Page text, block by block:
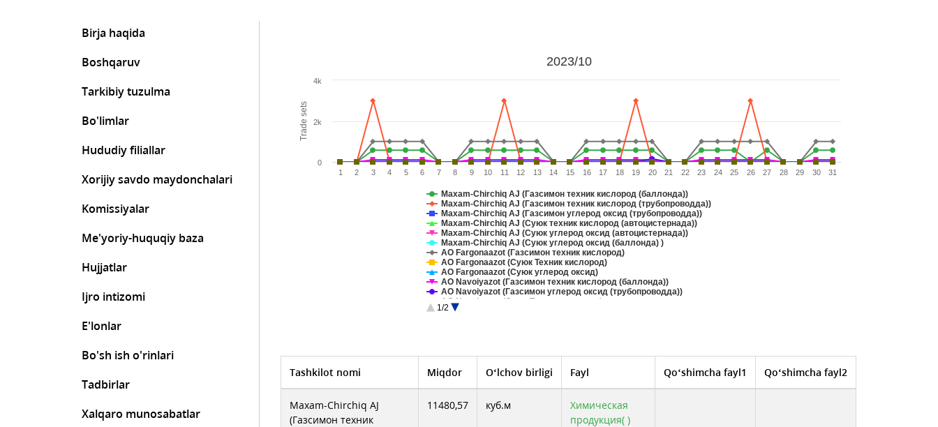
Birja haqida
Boshqaruv
Tarkibiy tuzulma
Bo'limlar
Hududiy filiallar
Xorijiy savdo maydonchalari
Komissiyalar
Me'yoriy-huquqiy baza
Hujjatlar
Ijro intizomi
E'lonlar
Bo'sh ish o'rinlari
Tadbirlar
Xalqaro munosabatlar
Trade sets
2023/10
Maxam-Chirchiq AJ (Газсимон техник кислород (баллонда))
Maxam-Chirchiq AJ (Газсимон техник кислород (трубопроводда))
Maxam-Chirchiq AJ (Газсимон углерод оксид (трубопроводда))
Maxam-Chirchiq AJ (Суюк техник кислород (автоцистернада))
Maxam-Chirchiq AJ (Суюк углерод оксид (автоцистернада))
Maxam-Chirchiq AJ (Суюк углерод оксид (баллонда) )
АО Fargonaazot (Газсимон техник кислород)
АО Fargonaazot (Суюк Техник кислород)
АО Fargonaazot (Суюк углерод оксид)
АО Navoiyazot (Газсимон техник кислород (баллонда))
АО Navoiyazot (Газсимон углерод оксид (трубопроводда))
АО Navoiyazot (Суюк Техник кислород)
АО Navoiyazot (Суюк углерод оксид)
1/2
1 2 3 4 5 6 7 8 9 10 11 12 13 14 15 16 17 18 19 20 21 22 23 24 25 26 27 28 29 30 31
0
2k
4k
Tashkilot nomi Miqdor O‘lchov birligi Fayl Qo‘shimcha fayl1 Qo‘shimcha fayl2
Maxam-Chirchiq AJ
(Газсимон техник
11480,57 куб.м
Химическая
продукция( )